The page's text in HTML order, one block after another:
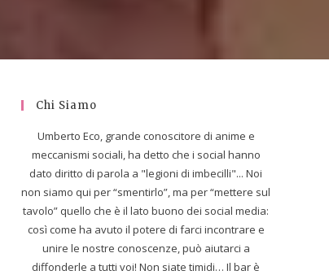
Chi Siamo
Umberto Eco, grande conoscitore di anime e
meccanismi sociali, ha detto che i social hanno
dato diritto di parola a "legioni di imbecilli"... Noi
non siamo qui per “smentirlo”, ma per “mettere sul
tavolo” quello che è il lato buono dei social media:
così come ha avuto il potere di farci incontrare e
unire le nostre conoscenze, può aiutarci a
diffonderle a tutti voi! Non siate timidi… Il bar è